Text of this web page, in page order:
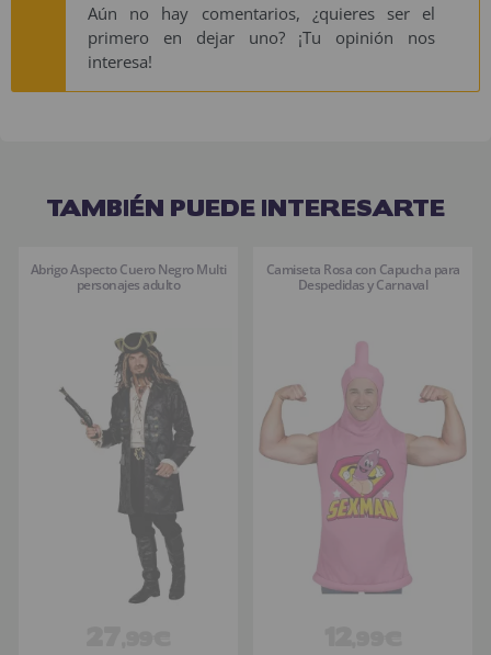
Aún no hay comentarios, ¿quieres ser el
primero en dejar uno? ¡Tu opinión nos
interesa!
TAMBIÉN PUEDE INTERESARTE
Abrigo Aspecto Cuero Negro Multi
personajes adulto
Camiseta Rosa con Capucha para
Despedidas y Carnaval